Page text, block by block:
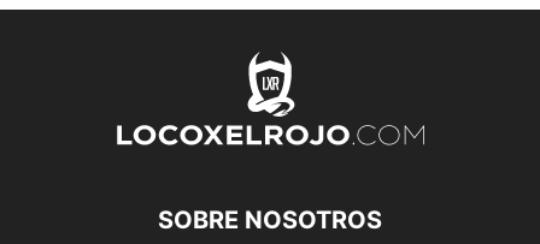
SOBRE NOSOTROS